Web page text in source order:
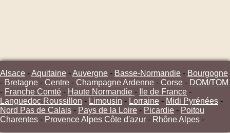
Alsace -Aquitaine -Auvergne - Basse-Normandie - Bourgogne
- Bretagne - Centre - Champagne Ardenne - Corse - DOM/TOM
- Franche Comté - Haute Normandie - Ile de France -
Languedoc Roussillon - Limousin - Lorraine - Midi Pyrénées -
Nord Pas de Calais - Pays de la Loire - Picardie - Poitou
Charentes - Provence Alpes Côte d'azur - Rhône Alpes -